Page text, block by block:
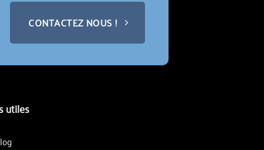
CONTACTEZ NOUS !
utiles